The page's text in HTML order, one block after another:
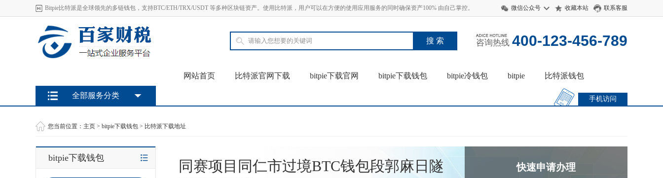
Bitpie比特派是全球领先的多链钱包，支持BTC/ETH/TRX/USDT 等多种区块链资产。使用比特派，用户可以在方便的使用应用服务的同时确保资产100% 由自己掌控。 微信公众号 收藏本站 联系客服
咨询热线 400-123-456-789
网站首页 比特派官网下载 bitpie下载官网 bitpie下载钱包 bitpie冷钱包 bitpie 比特派钱包
手机访问
全部服务分类
您当前位置： 主页 > bitpie下载钱包 > 比特派下载地址
bitpie下载钱包
同赛项目同仁市过境BTC钱包段郭麻日隧
快速申请办理